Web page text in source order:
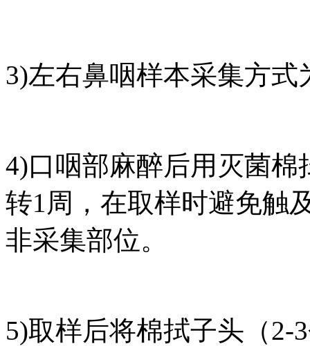
3)左右鼻咽样本采集方
4)口咽部麻醉后用灭菌
转1周，在取样时避免触
非采集部位。
5)取样后将棉拭子头（2-